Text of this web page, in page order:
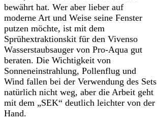
bewährt hat. Wer aber lieber auf
moderne Art und Weise seine Fenster
putzen möchte, ist mit dem
Sprühextraktionskit für den Vivenso
Wasserstaubsauger von Pro-Aqua gut
beraten. Die Wichtigkeit von
Sonneneinstrahlung, Pollenflug und
Wind fallen bei der Verwendung des Sets
natürlich nicht weg, aber die Arbeit geht
mit dem „SEK“ deutlich leichter von der
Hand.